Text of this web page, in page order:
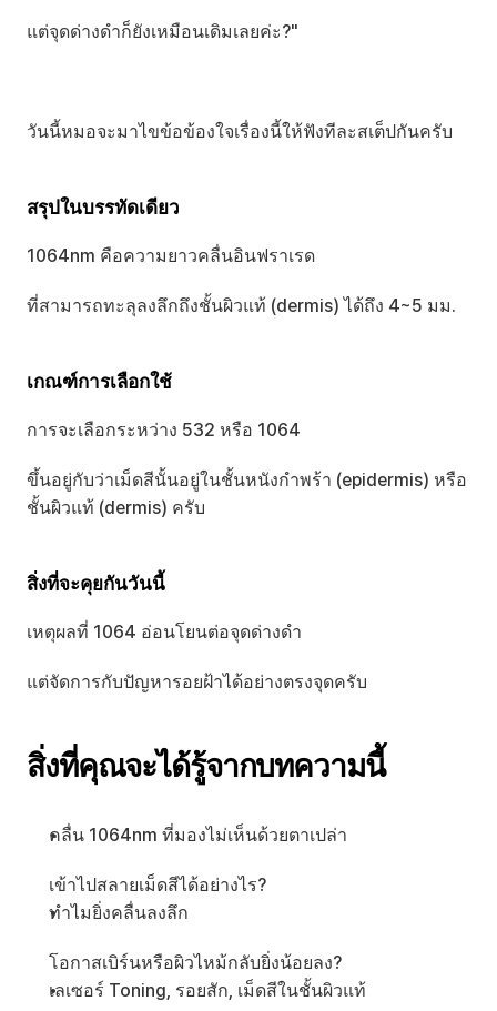
แต่จุดด่างดำก็ยังเหมือนเดิมเลยค่ะ?"
วันนี้หมอจะมาไขข้อข้องใจเรื่องนี้ให้ฟังทีละสเต็ปกันครับ
สรุปในบรรทัดเดียว
1064nm คือความยาวคลื่นอินฟราเรด
ที่สามารถทะลุลงลึกถึงชั้นผิวแท้ (dermis) ได้ถึง 4~5 มม.
เกณฑ์การเลือกใช้
การจะเลือกระหว่าง 532 หรือ 1064
ขึ้นอยู่กับว่าเม็ดสีนั้นอยู่ในชั้นหนังกำพร้า (epidermis) หรือ
ชั้นผิวแท้ (dermis) ครับ
สิ่งที่จะคุยกันวันนี้
เหตุผลที่ 1064 อ่อนโยนต่อจุดด่างดำ
แต่จัดการกับปัญหารอยฝ้าได้อย่างตรงจุดครับ
สิ่งที่คุณจะได้รู้จากบทความนี้
คลื่น 1064nm ที่มองไม่เห็นด้วยตาเปล่า
เข้าไปสลายเม็ดสีได้อย่างไร?
ทำไมยิ่งคลื่นลงลึก
โอกาสเบิร์นหรือผิวไหม้กลับยิ่งน้อยลง?
เลเซอร์ Toning, รอยสัก, เม็ดสีในชั้นผิวแท้